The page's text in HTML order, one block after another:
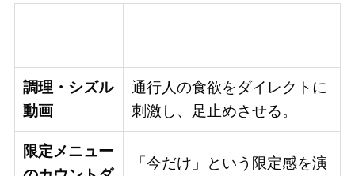
調理・シズル
動画
通行人の食欲をダイレクトに
刺激し、足止めさせる。
限定メニュー
「今だけ」という限定感を演